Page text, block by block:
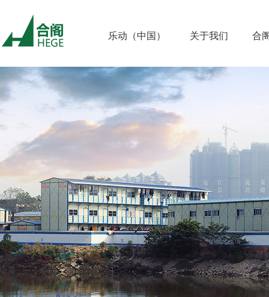
乐动（中国） 关于我们 合